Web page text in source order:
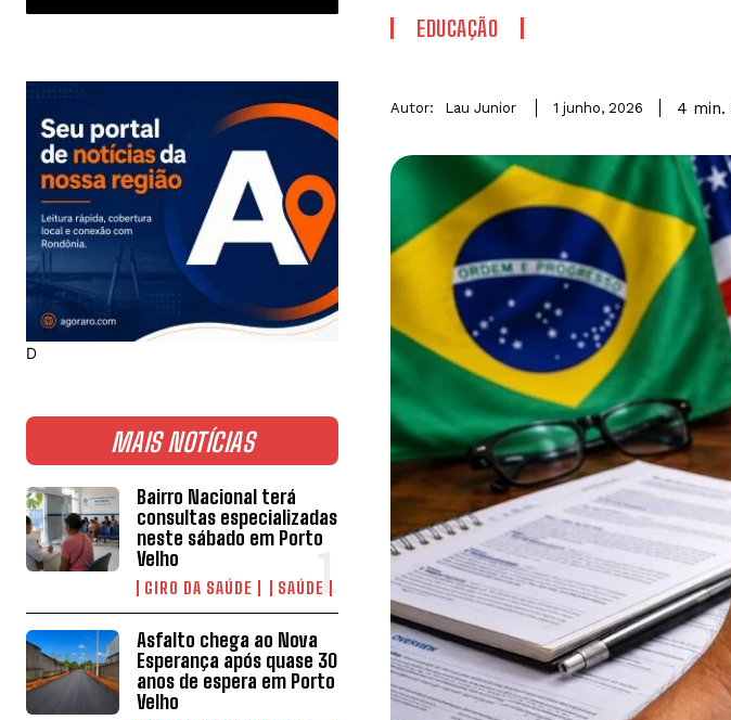
D
MAIS NOTÍCIAS
Bairro Nacional terá
consultas especializadas
neste sábado em Porto
Velho
GIRO DA SAÚDE SAÚDE
Asfalto chega ao Nova
Esperança após quase 30
anos de espera em Porto
Velho
EDUCAÇÃO
Autor: Lau Junior 1 junho, 2026 4 min.